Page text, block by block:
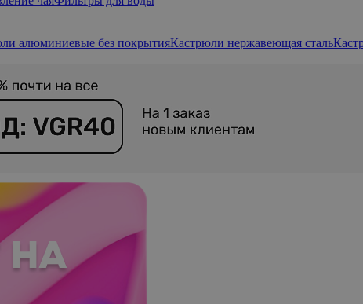
алюминиевые без покрытияКастрюли нержавеющая сталь